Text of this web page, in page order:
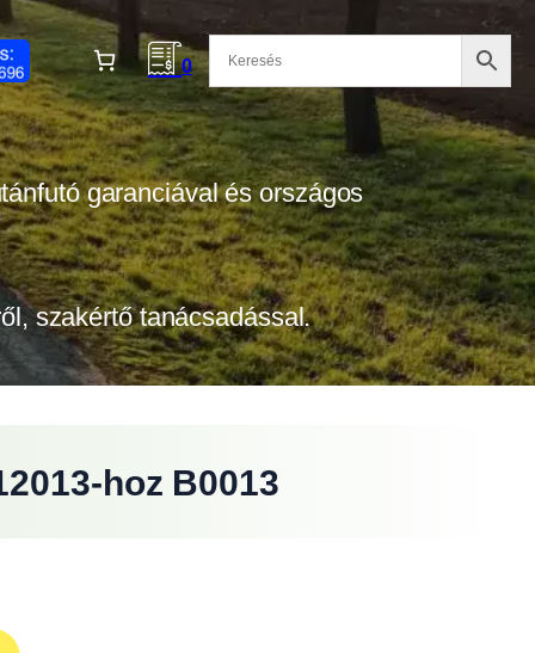
0
garanciával és országos
szakértő tanácsadással.
hoz B0013